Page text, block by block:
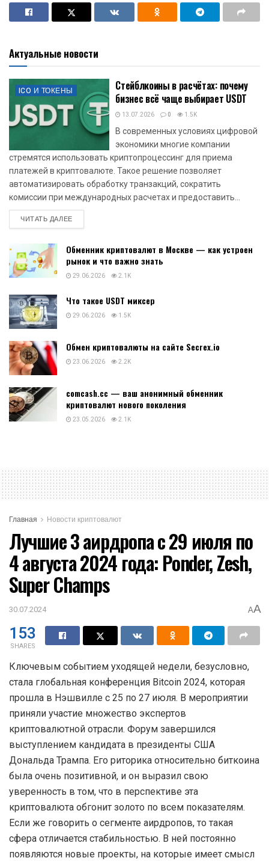
Актуальные новости
ICO И ТОКЕНЫ
Стейблкоины в расчётах: почему
бизнес всё чаще выбирает USDT
13.07.2026 0 1.5K
В современных условиях цифровой
экономики многие компании
стремятся использовать криптопроцессинг для приема
платежей в криптовалюте. Такое решение позволяет
автоматизировать обработку транзакций, сократить
комиссии при международных расчетах и предоставить...
ЧИТАТЬ ДАЛЕЕDETAILS
Обменник криптовалют в Москве — как устроен
рынок и что важно знать
29.06.2026 2.1K
Что такое USDT миксер
29.06.2026 1.5K
Обмен криптовалюты на сайте Secrex.io
23.06.2026 2.2K
comcash.cc — ваш анонимный обменник
криптовалют нового поколения
23.05.2026 2.1K
Главная Новости криптовалют
Лучшие 3 аирдропа с 29 июля по
4 августа 2024 года: Ponder, Zesh,
Super Champs
30.07.2024 AA
153
SHARES
Ключевым событием уходящей недели, безусловно,
стала глобальная конференция Bitcoin 2024, которая
прошла в Нэшвилле с 25 по 27 июля. В мероприятии
приняли участие множество экспертов
криптовалютной отрасли. Форум завершился
выступлением кандидата в президенты США
Дональда Трампа. Его риторика относительно биткоина
была очень позитивной, и он выразил свою
уверенность в том, что в перспективе эта
криптовалюта обгонит золото по всем показателям.
Если же говорить о сегменте аирдропов, то такая
сфера отличается стабильностью. В ней постоянно
появляются новые проекты, на которые имеет смысл